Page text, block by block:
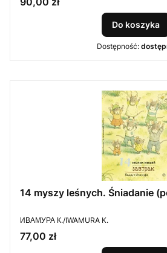
Do koszyka
Dostępność:
14 myszy leśnych. Śniadanie
PRODUCENT
ИВАМУРА К./IWAMURA K.
Cena
77,00 zł